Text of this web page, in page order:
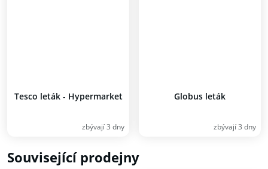
Tesco leták - Hypermarket
zbývají 3 dny
Globus leták
zbývají 3 dny
Související prodejny